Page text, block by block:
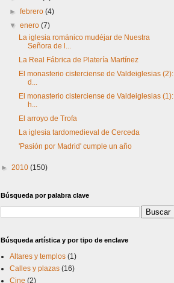
►febrero(4)
▼enero(7)
La iglesia románico mudéjar de Nuestra
Señora de l...
La Real Fábrica de Platería Martínez
El monasterio cisterciense de Valdeiglesias (2):
d...
El monasterio cisterciense de Valdeiglesias (1):
h...
El arroyo de Trofa
La iglesia tardomedieval de Cerceda
'Pasión por Madrid' cumple un año
► 2010 (150)
Búsqueda por palabra clave
Búsqueda artística y por tipo de enclave
Altares y templos (1)
Calles y plazas (16)
Cine (2)